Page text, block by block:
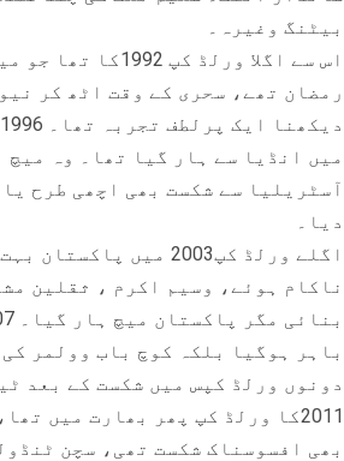
بیٹنگ وغیرہ۔
اس سے اگلا ورلڈ
رمضان تھے، سحری کے وقت اٹھ کر
آسٹریلیا سے شکست بھی اچھی طرح
دیا۔
اگلے ورلڈ کپ2003
ناکام ہوئے، وسیم اکرم ، ثقلین
باہر ہوگیا بلکہ کوچ باب وولمر
دونوں ورلڈ کپس میں شکست کے بعد
2011کا ورلڈ کپ پھر بھارت میں
بھی افسوسناک شکست تھی، سچن